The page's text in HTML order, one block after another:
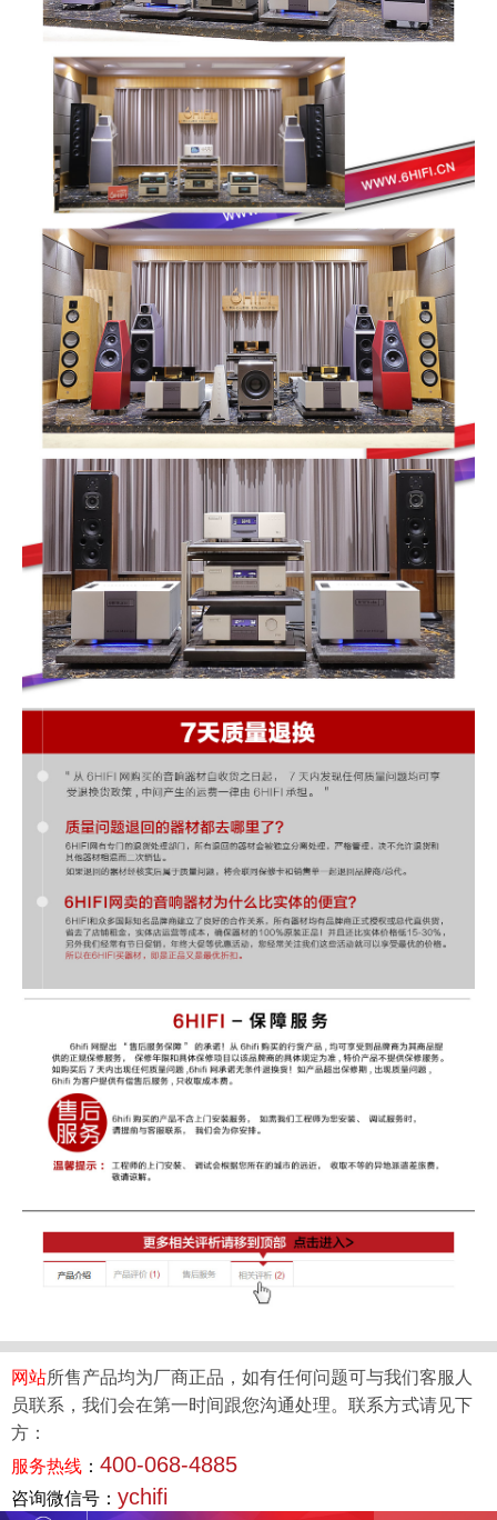
网站所售产品均为厂商正品，如有任何问题可与我们客服人
员联系，我们会在第一时间跟您沟通处理。联系方式请见下
方：
服务热线 ： 400-068-4885
咨询微信号： ychifi